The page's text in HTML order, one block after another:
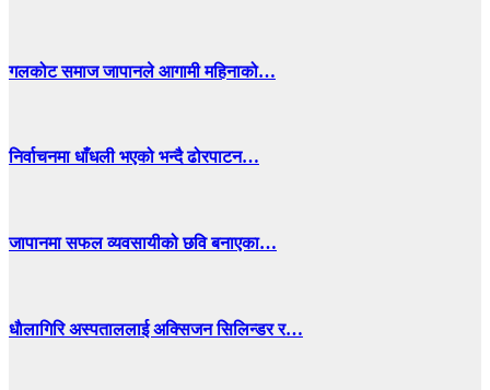
गलकोट समाज जापानले आगामी महिनाको…
निर्वाचनमा धाँधली भएको भन्दै ढोरपाटन…
जापानमा सफल व्यवसायीको छवि बनाएका…
धाैलागिरि अस्पताललाई अक्सिजन सिलिन्डर र…